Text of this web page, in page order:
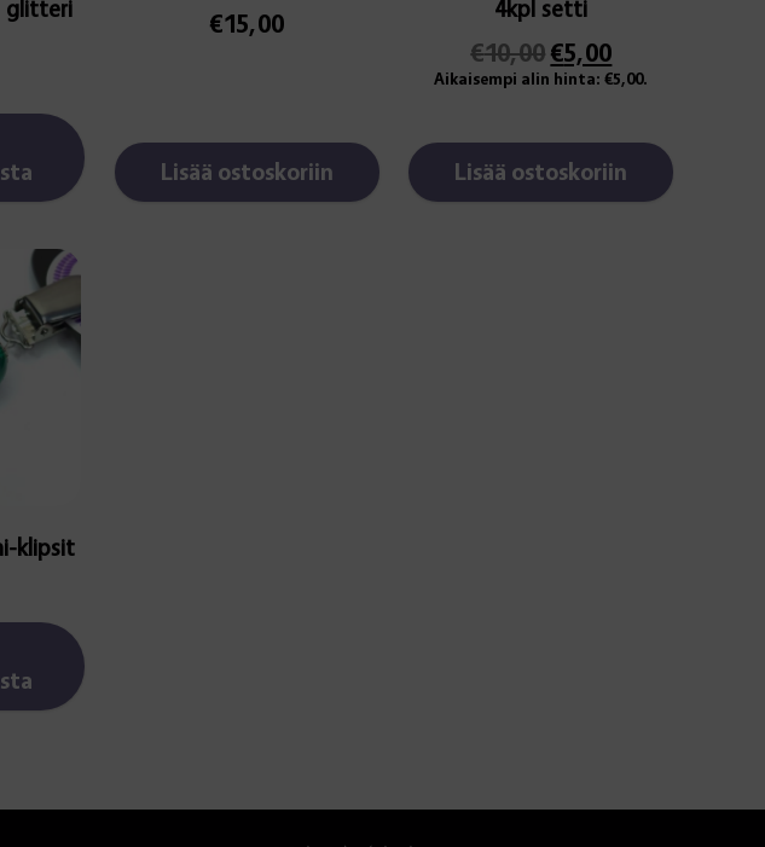
glitteri
€15,00
Lisää ostoskoriin
4kpl setti
€10,00Alkuperäinen
hinta
€10,00.
€5,00Nykyinen
hinta
€5,00.
Aikaisempi alin hinta:€5,00.
Lisää ostoskoriin
klipsit